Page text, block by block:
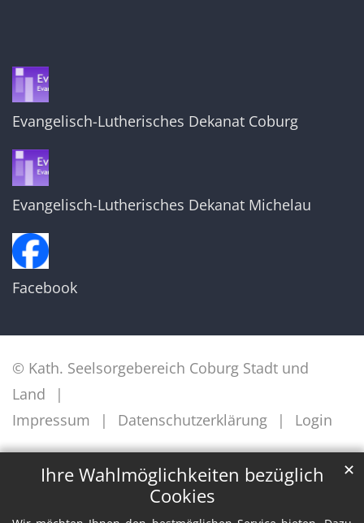
Ihre Wahlmöglichkeiten bezüglich
Cookies
✕
Evangelisch-Lutherisches Dekanat Coburg
Evangelisch-Lutherisches Dekanat Michelau
Facebook
© Kath. Seelsorgebereich Coburg Stadt und
Land
Impressum
Datenschutzerklärung Login